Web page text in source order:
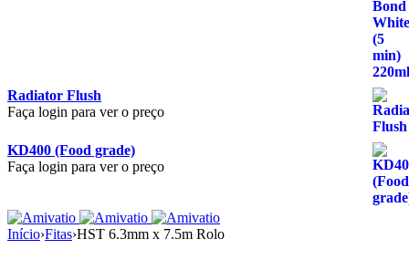
Radiator Flush
Faça login para ver o preço
KD400 (Food grade)
Faça login para ver o preço
Início›Fitas›HST 6.3mm x 7.5m Rolo